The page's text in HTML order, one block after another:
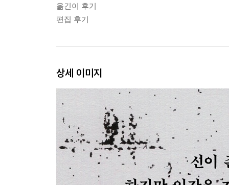
옮긴이 후기
편집 후기
상세 이미지